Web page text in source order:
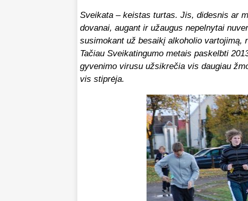
Sveikata – keistas turtas. Jis, didesnis ar
dovanai, augant ir užaugus nepelnytai
susimokant už besaikį alkoholio vartojimą,
Tačiau Sveikatingumo metais paskelbti
gyvenimo virusu užsikrečia vis daugiau
vis stiprėja.